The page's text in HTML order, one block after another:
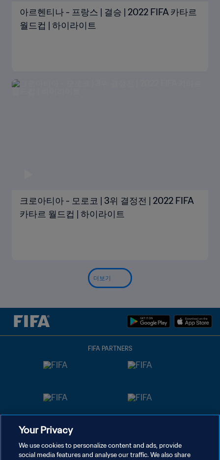
아르헨티나 - 프랑스 | 결승 | 2022 FIFA 카타르
월드컵 | 하이라이트
크로아티아 - 모로코 | 3위 결정전 | 2022 FIFA
카타르 월드컵 | 하이라이트
더보기
FIFA PARTNERS
Your Privacy
We use cookies to personalize content and ads, provide
social media features and analyse our traffic. We also share